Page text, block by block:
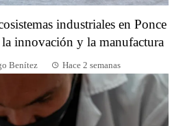
industriales en Ponce
innovación y la manufactura
Benítez Hace 2 semanas